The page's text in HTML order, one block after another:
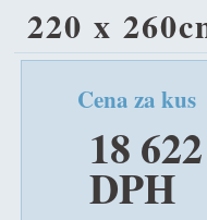
220 x
Cena za kus
18
DPH